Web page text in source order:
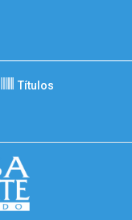
Títulos